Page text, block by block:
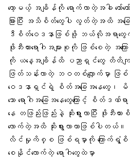
တော့မယ့် အချိန်ကို ရောက်လာတဲ့အခါ တော်
ခြားပြီး အသိစိတ်တွေပါ လွတ်တဲ့အထိ အ
ဒီစိတ်ဝေဒနာဖြစ်ဖို့ ဘယ်လိုအရာတွေက တွ
ဖိုးဘီးယားရောဂါအများစုကို ဖြစ်စေတဲ့
ကို ယနေ့အချိန်ထိ ပညာရှင်တွေ တိတိကျက
ဖြတ်သန်းလာတဲ့ ဘဝတစ်လျှောက်မှာ ဖ
ဝေဒနာရှင်ရဲ့ စိတ်အခြေအနေတွေ၊ မိသား
သော ရောဂါအခြေအနေတွေကြောင့် စိတ်ဒ
နေ တဖြည်းဖြည်းနဲ့ ဆိုးရွားလာပြီး ဖိုး
လောက်တဲ့အထိ ဆိုးရွားလာတာဖြစ်ပါတယ်။
လိင်မှုကိစ္စ ဖြစ်ရမှာကို ကြောက်ရွံ့
စေနိုင်လောက်တဲ့ ရောဂါတွေထဲမှာ